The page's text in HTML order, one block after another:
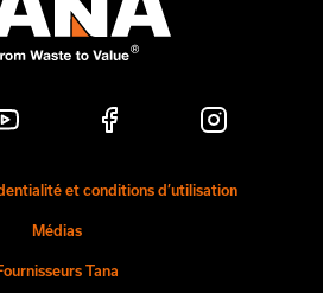
et conditions d’utilisation
Médias
Tana